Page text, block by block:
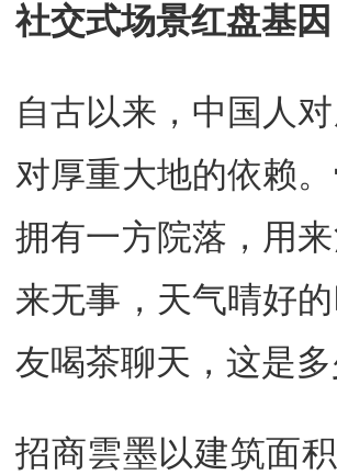
社交式场景红盘基因
自古以来，中国人
对厚重大地的依赖
拥有一方院落，用
来无事，天气晴好
友喝茶聊天，这是
招商雲墨以建筑面